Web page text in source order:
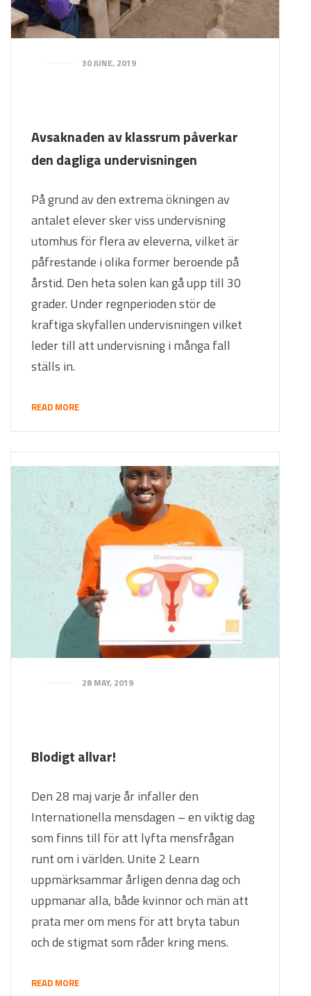
30 JUNE, 2019
Avsaknaden av klassrum påverkar
den dagliga undervisningen
På grund av den extrema ökningen av
antalet elever sker viss undervisning
utomhus för flera av eleverna, vilket är
påfrestande i olika former beroende på
årstid. Den heta solen kan gå upp till 30
grader. Under regnperioden stör de
kraftiga skyfallen undervisningen vilket
leder till att undervisning i många fall
ställs in.
READ MORE
28 MAY, 2019
Blodigt allvar!
Den 28 maj varje år infaller den
Internationella mensdagen – en viktig dag
som finns till för att lyfta mensfrågan
runt om i världen. Unite 2 Learn
uppmärksammar årligen denna dag och
uppmanar alla, både kvinnor och män att
prata mer om mens för att bryta tabun
och de stigmat som råder kring mens.
READ MORE